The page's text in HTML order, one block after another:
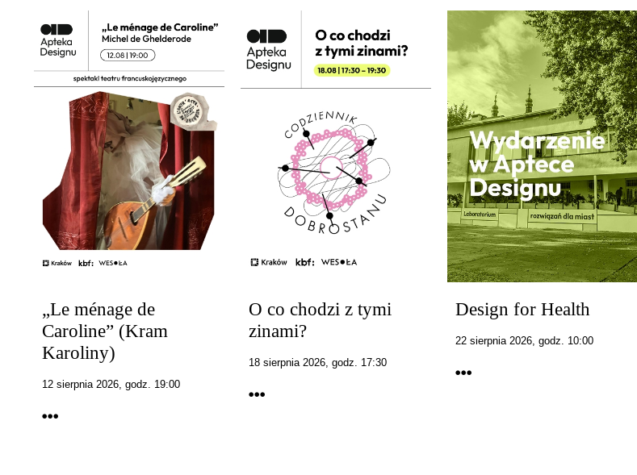
„Le ménage de
Caroline” (Kram
Karoliny)
12 sierpnia 2026, godz. 19:00
O co chodzi z tymi
zinami?
18 sierpnia 2026, godz. 17:30
Design for Health
22 sierpnia 2026, godz. 10:00